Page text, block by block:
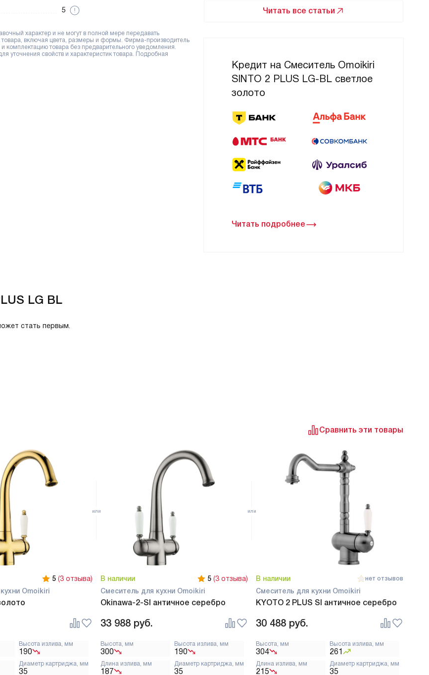
Читать все статьи
Кредит на Смеситель Omoikiri
SINTO 2 PLUS LG-BL светлое
золото
Читать подробнее
5
характер и не могут в полной мере передавать
включая цвета, размеры и формы. Фирма-производитель
комплектацию товара без предварительного уведомления.
уточнения свойств и характеристик товара. Подробная
LG BL
стать первым.
Сравнить эти товары
5 (3 отзыва)
Omoikiri
Высота излива, мм
190
Диаметр картриджа, мм
35
В наличии 5 (3 отзыва)
Смеситель для кухни Omoikiri
Okinawa-2-SI античное серебро
33 988 руб.
Высота, мм
300
Высота излива, мм
190
Длина излива, мм
187
Диаметр картриджа, мм
35
В наличии нет отзывов
Смеситель для кухни Omoikiri
KYOTO 2 PLUS SI античное серебро
30 488 руб.
Высота, мм
304
Высота излива, мм
261
Длина излива, мм
215
Диаметр картриджа, мм
35